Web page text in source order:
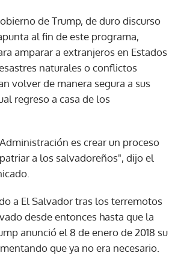
de Trump, de duro discurso
al fin de este programa,
amparar a extranjeros en Estados
naturales o conflictos
volver de manera segura a sus
regreso a casa de los
es crear un proceso
a los salvadoreños", dijo el
a El Salvador tras los terremotos
desde entonces hasta que la
anunció el 8 de enero de 2018 su
que ya no era necesario.